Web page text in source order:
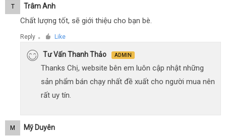
T Trâm Anh
Chất lượng tốt, sẽ giới thiệu cho bạn bè.
Reply ● Like
Tư Vấn Thanh Thảo ADMIN
Thanks Chị, website bên em luôn cập nhật những
sản phẩm bán chạy nhất đề xuất cho người mua nên
rất uy tín.
M Mỹ Duyên